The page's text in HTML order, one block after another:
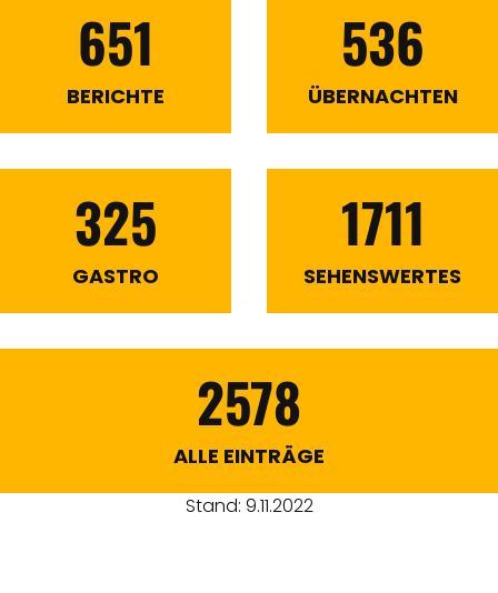
651
BERICHTE
536
ÜBERNACHTEN
325
GASTRO
1711
SEHENSWERTES
2578
ALLE EINTRÄGE
Stand: 9.11.2022